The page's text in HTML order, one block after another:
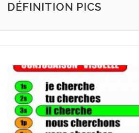
DÉFINITION PICS